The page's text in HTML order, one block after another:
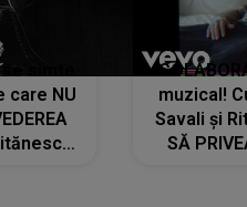
simte
NU
muzical!
Savali și
SĂ